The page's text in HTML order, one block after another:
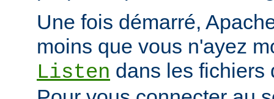
Une fois démarré,
moins que vous n'ayez
Listen dans les fichiers